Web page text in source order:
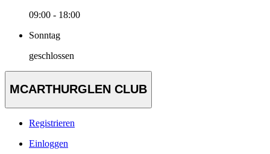
09:00 - 18:00
Sonntag
geschlossen
MCARTHURGLEN CLUB
Registrieren
Einloggen